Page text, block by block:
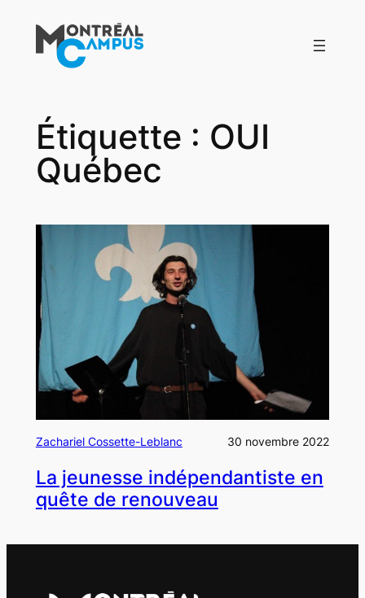
contenu
Étiquette : OUI
Québec
Zachariel Cossette-Leblanc 30 novembre 2022
La jeunesse indépendantiste en
quête de renouveau